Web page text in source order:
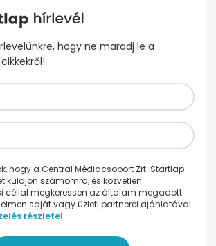
hogy ne maradj le a
hogy a Central Médiacsoport Zrt. Startlap
küldjön számomra, és közvetlen
céllal megkeressen az általam megadott
saját vagy üzleti partnerei ajánlatával.
részletei